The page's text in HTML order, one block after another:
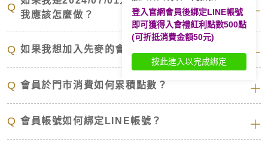
Q
我應該怎麼做？
Q 如果我想加入先麥的會員，要如何註冊？
Q 會員於門市消費如何累積點數？
Q 會員帳號如何綁定LINE帳號？
登入官網會員後綁定LINE帳號
即可獲得入會禮紅利點數500點
(可折抵消費金額50元)
按此進入以完成綁定